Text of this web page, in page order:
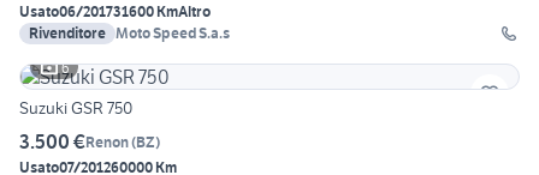
Usato06/201731600 KmAltro
Rivenditore Moto Speed S.a.s
6
Suzuki GSR 750
3.500 €Renon(BZ)
Usato07/201260000 Km